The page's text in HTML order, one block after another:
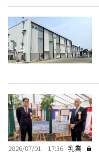
2026/07/01 17:36 乳業